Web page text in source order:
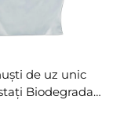
de uz unic
Biodegradabil